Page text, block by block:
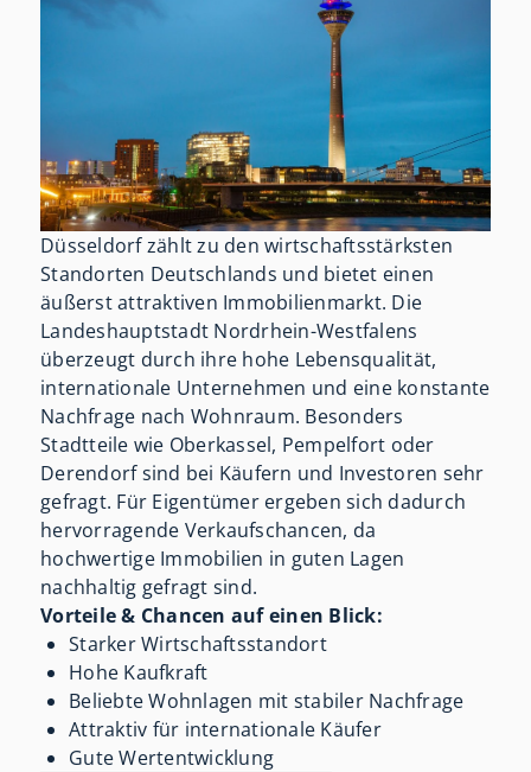
Düsseldorf zählt zu den wirtschaftsstärksten
Standorten Deutschlands und bietet einen
äußerst attraktiven Immobilienmarkt. Die
Landeshauptstadt Nordrhein-Westfalens
überzeugt durch ihre hohe Lebensqualität,
internationale Unternehmen und eine konstante
Nachfrage nach Wohnraum. Besonders
Stadtteile wie Oberkassel, Pempelfort oder
Derendorf sind bei Käufern und Investoren sehr
gefragt. Für Eigentümer ergeben sich dadurch
hervorragende Verkaufschancen, da
hochwertige Immobilien in guten Lagen
nachhaltig gefragt sind.
Vorteile & Chancen auf einen Blick:
Starker Wirtschaftsstandort
Hohe Kaufkraft
Beliebte Wohnlagen mit stabiler Nachfrage
Attraktiv für internationale Käufer
Gute Wertentwicklung